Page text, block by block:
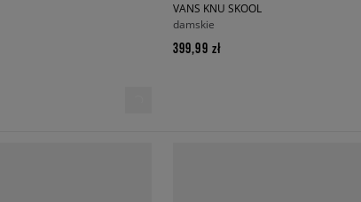
VANS KNU SKOOL
damskie
399,99 zł